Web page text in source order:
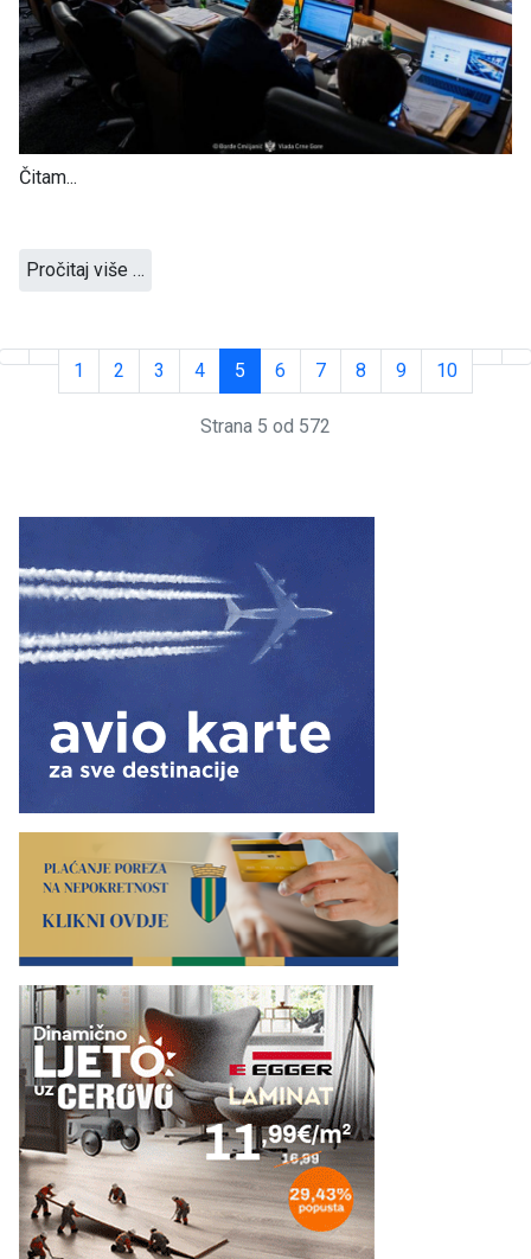
Čitam...
Pročitaj više …
1 2 3 4 5 6 7 8 9 10
Strana 5 od 572